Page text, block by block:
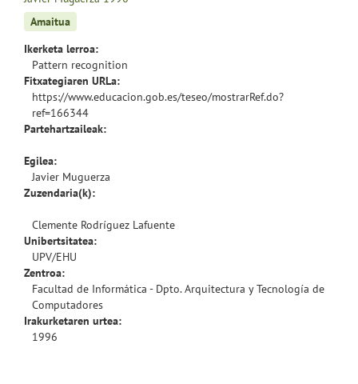
Amaitua
Ikerketa lerroa:
Pattern recognition
Fitxategiaren URLa:
https://www.educacion.gob.es/teseo/mostrarRef.do?
ref=166344
Partehartzaileak:
Egilea:
Javier Muguerza
Zuzendaria(k):
Clemente Rodríguez Lafuente
Unibertsitatea:
UPV/EHU
Zentroa:
Facultad de Informática - Dpto. Arquitectura y Tecnología de
Computadores
Irakurketaren urtea:
1996